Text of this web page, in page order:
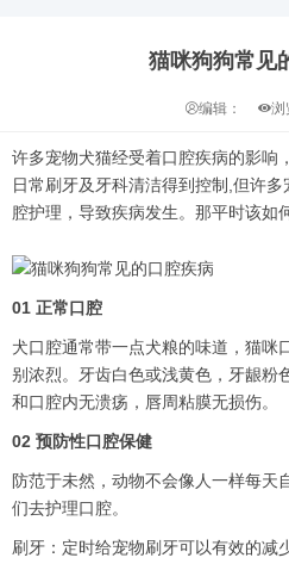
猫咪狗狗常见
编辑： 浏
许多宠物犬猫经受着口腔疾病的影响
日常刷牙及牙科清洁得到控制,但许
腔护理，导致疾病发生。那平时该如
01 正常口腔
犬口腔通常带一点犬粮的味道，猫咪
别浓烈。牙齿白色或浅黄色，牙龈粉
和口腔内无溃疡，唇周粘膜无损伤。
02 预防性口腔保健
防范于未然，动物不会像人一样每天
们去护理口腔。
刷牙：定时给宠物刷牙可以有效的减